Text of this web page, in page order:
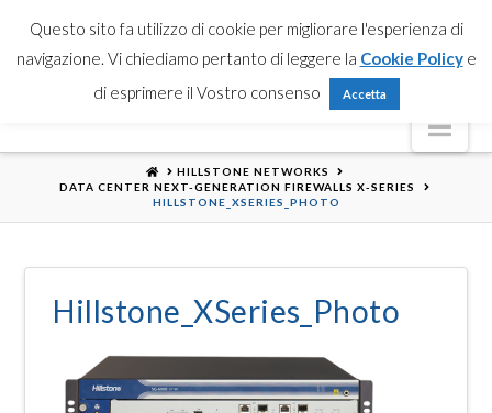
HOMEHILLSTONE NETWORKS
DATA CENTER NEXT-GENERATION FIREWALLS X-SERIES
HILLSTONE_XSERIES_PHOTO
Hillstone_XSeries_Photo
Questo sito fa utilizzo di cookie per migliorare l'esperienza di
navigazione. Vi chiediamo pertanto di leggere la Cookie Policye
di esprimere il Vostro consenso
Accetta